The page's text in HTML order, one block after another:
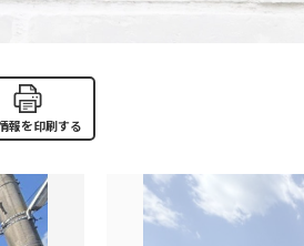
報を印刷する